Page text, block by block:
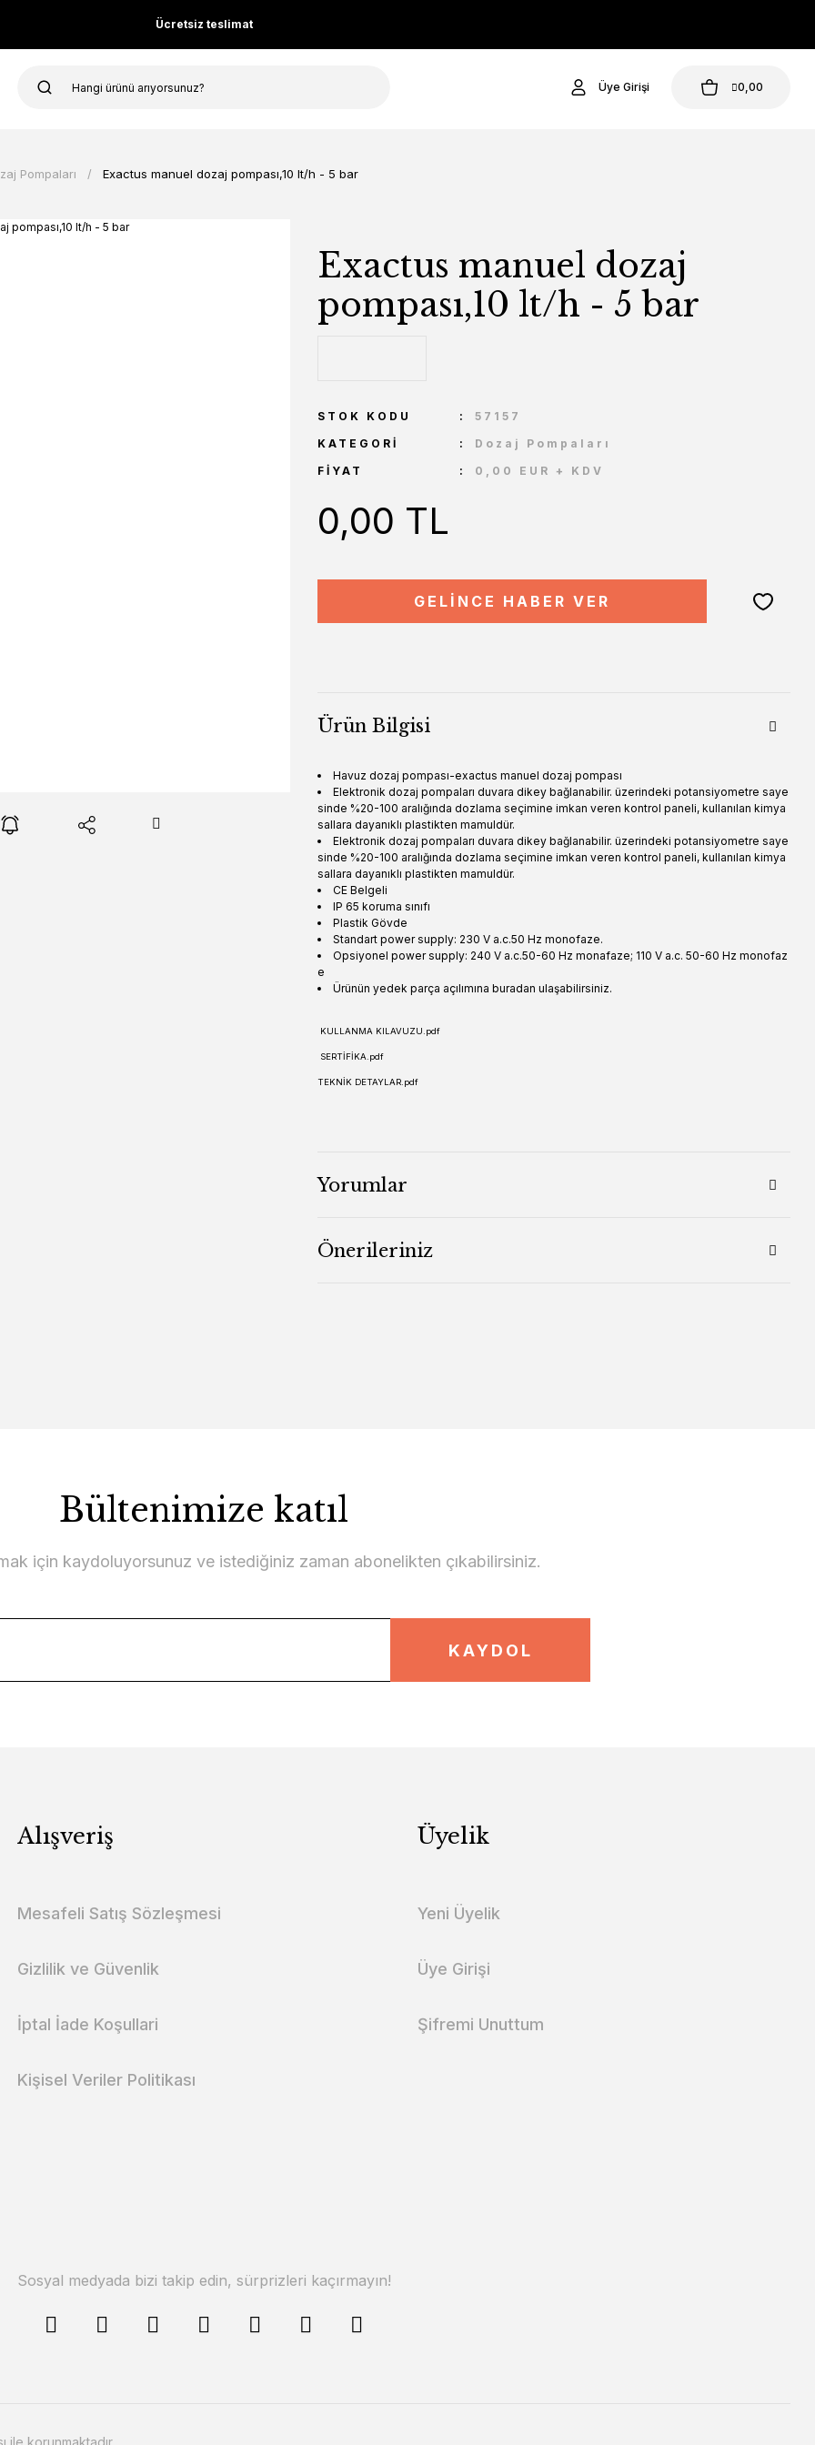
Ücretsiz teslimat
Üye Girişi 0,00
Pompaları Exactus manuel dozaj pompası,10 lt/h - 5 bar
Exactus manuel dozaj
pompası,10 lt/h - 5 bar
STOK KODU
57157
KATEGORI
Dozaj Pompaları
FIYAT
0,00 EUR + KDV
0,00 TL
GELİNCE HABER VER
Ürün Bilgisi
Havuz dozaj pompası-exactus manuel dozaj pompası
Elektronik dozaj pompaları duvara dikey bağlanabilir. üzerindeki potansiyometre saye
sinde %20-100 aralığında dozlama seçimine imkan veren kontrol paneli, kullanılan kimya
sallara dayanıklı plastikten mamuldür.
Elektronik dozaj pompaları duvara dikey bağlanabilir. üzerindeki potansiyometre saye
sinde %20-100 aralığında dozlama seçimine imkan veren kontrol paneli, kullanılan kimya
sallara dayanıklı plastikten mamuldür.
CE Belgeli
IP 65 koruma sınıfı
Plastik Gövde
Standart power supply: 230 V a.c.50 Hz monofaze.
Opsiyonel power supply: 240 V a.c.50-60 Hz monafaze; 110 V a.c. 50-60 Hz monofaz
e
Ürünün yedek parça açılımına buradan ulaşabilirsiniz.
KULLANMA KILAVUZU.pdf
SERTİFİKA.pdf
TEKNİK DETAYLAR.pdf
Yorumlar
Önerileriniz
Bültenimize katıl
için kaydoluyorsunuz ve istediğiniz zaman abonelikten çıkabilirsiniz.
KAYDOL
Alışveriş
Mesafeli Satış Sözleşmesi
Gizlilik ve Güvenlik
İptal İade Koşullari
Kişisel Veriler Politikası
Üyelik
Yeni Üyelik
Üye Girişi
Şifremi Unuttum
Sosyal medyada bizi takip edin, sürprizleri kaçırmayın!
ile korunmaktadır.